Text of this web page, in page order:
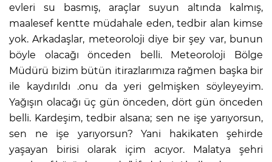
evleri su basmış, araçlar suyun altında kalmış,
maalesef kentte müdahale eden, tedbir alan kimse
yok. Arkadaşlar, meteoroloji diye bir şey var, bunun
böyle olacağı önceden belli. Meteoroloji Bölge
Müdürü bizim bütün itirazlarımıza rağmen başka bir
ile kaydırıldı .onu da yeri gelmişken söyleyeyim.
Yağışın olacağı üç gün önceden, dört gün önceden
belli. Kardeşim, tedbir alsana; sen ne işe yarıyorsun,
sen ne işe yarıyorsun? Yani hakikaten şehirde
yaşayan birisi olarak içim acıyor. Malatya şehri